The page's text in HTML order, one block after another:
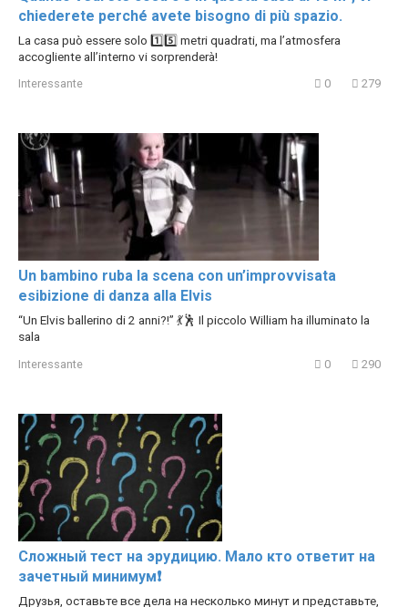
chiederete perché avete bisogno di più spazio.
La casa può essere solo 1️⃣5️⃣ metri quadrati, ma l’atmosfera
accogliente all’interno vi sorprenderà!
Interessante 0 279
Un bambino ruba la scena con un’improvvisata
esibizione di danza alla Elvis
“Un Elvis ballerino di 2 anni?!” 💃🕺 Il piccolo William ha illuminato la
sala
Interessante 0 290
Сложный тест на эрудицию. Мало кто ответит на
зачетный минимум❗️
Друзья, оставьте все дела на несколько минут и представьте,